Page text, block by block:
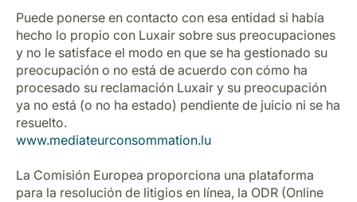
Puede ponerse en contacto con esa entidad si había
hecho lo propio con Luxair sobre sus preocupaciones
y no le satisface el modo en que se ha gestionado su
preocupación o no está de acuerdo con cómo ha
procesado su reclamación Luxair y su preocupación
ya no está (o no ha estado) pendiente de juicio ni se ha
resuelto.
www.mediateurconsommation.lu
La Comisión Europea proporciona una plataforma
para la resolución de litigios en línea, la ODR (Online